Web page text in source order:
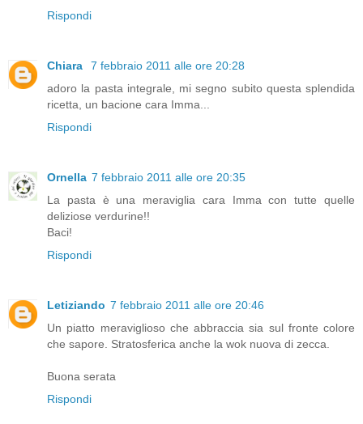
Rispondi
Chiara
7 febbraio 2011 alle ore 20:28
adoro la pasta integrale, mi segno subito questa splendida
ricetta, un bacione cara Imma...
Rispondi
Ornella 7 febbraio 2011 alle ore 20:35
La pasta è una meraviglia cara Imma con tutte quelle
deliziose verdurine!!
Baci!
Rispondi
Letiziando 7 febbraio 2011 alle ore 20:46
Un piatto meraviglioso che abbraccia sia sul fronte colore
che sapore. Stratosferica anche la wok nuova di zecca.
Buona serata
Rispondi